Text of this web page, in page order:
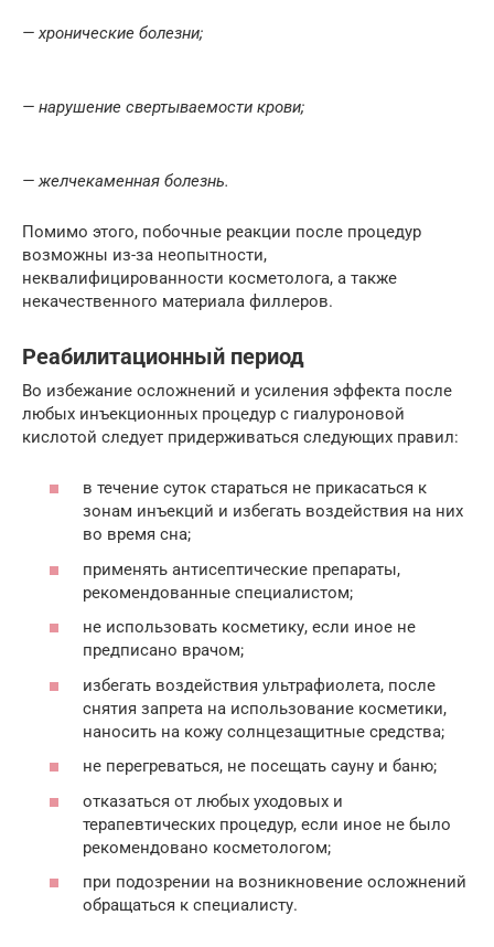
— хронические болезни;
— нарушение свертываемости крови;
— желчекаменная болезнь.
Помимо этого, побочные реакции после процедур
возможны из-за неопытности,
неквалифицированности косметолога, а также
некачественного материала филлеров.
Реабилитационный период
Во избежание осложнений и усиления эффекта после
любых инъекционных процедур с гиалуроновой
кислотой следует придерживаться следующих правил:
в течение суток стараться не прикасаться к
зонам инъекций и избегать воздействия на них
во время сна;
применять антисептические препараты,
рекомендованные специалистом;
не использовать косметику, если иное не
предписано врачом;
избегать воздействия ультрафиолета, после
снятия запрета на использование косметики,
наносить на кожу солнцезащитные средства;
не перегреваться, не посещать сауну и баню;
отказаться от любых уходовых и
терапевтических процедур, если иное не было
рекомендовано косметологом;
при подозрении на возникновение осложнений
обращаться к специалисту.